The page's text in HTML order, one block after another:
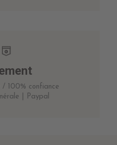
/ 100% confiance
| Paypal